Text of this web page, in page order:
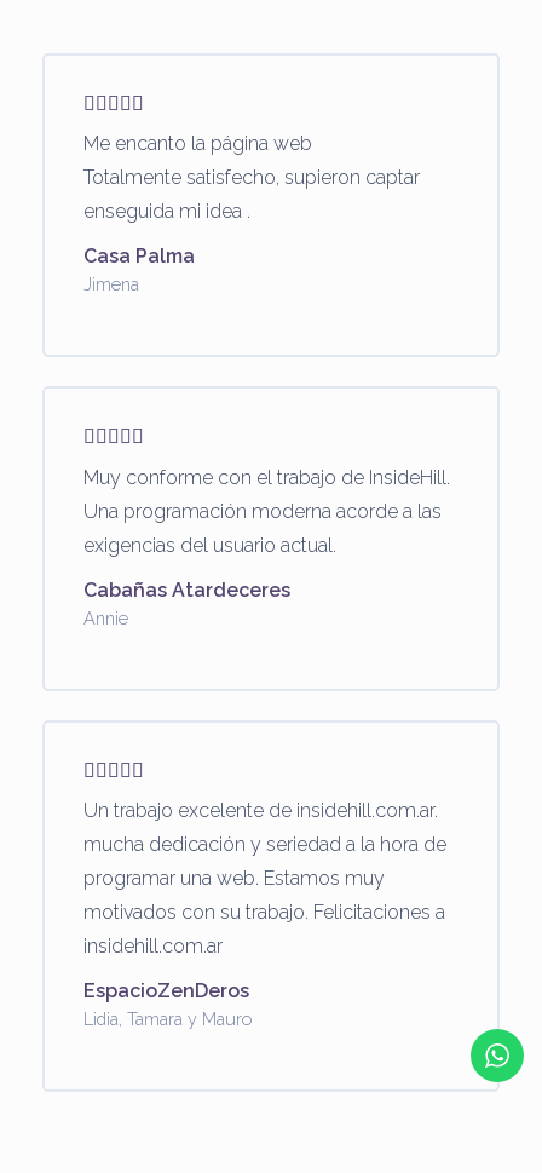
Me encanto la página web
Totalmente satisfecho, supieron captar
enseguida mi idea .
Casa Palma
Jimena
Muy conforme con el trabajo de InsideHill.
Una programación moderna acorde a las
exigencias del usuario actual.
Cabañas Atardeceres
Annie
Un trabajo excelente de insidehill.com.ar.
mucha dedicación y seriedad a la hora de
programar una web. Estamos muy
motivados con su trabajo. Felicitaciones a
insidehill.com.ar
EspacioZenDeros
Lidia, Tamara y Mauro